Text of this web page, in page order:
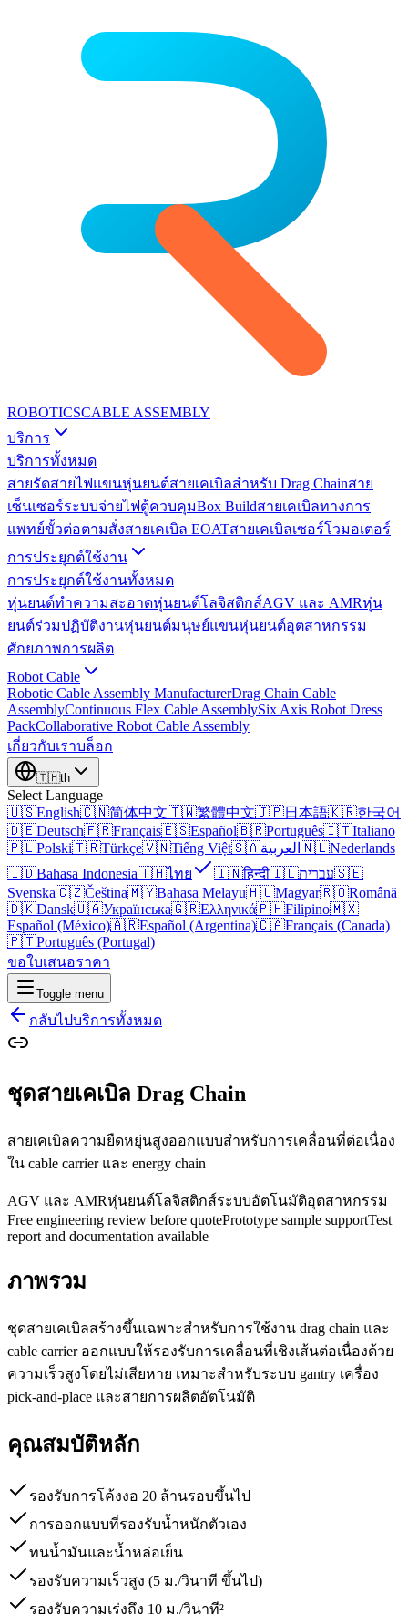
ROBOTICSCABLE ASSEMBLY
บริการ
บริการทั้งหมด
สายรัดสายไฟแขนหุ่นยนต์สายเคเบิลสำหรับ Drag Chainสาย
เซ็นเซอร์ระบบจ่ายไฟตู้ควบคุมBox Buildสายเคเบิลทางการ
แพทย์ขั้วต่อตามสั่งสายเคเบิล EOATสายเคเบิลเซอร์โวมอเตอร์
การประยุกต์ใช้งาน
การประยุกต์ใช้งานทั้งหมด
หุ่นยนต์ทำความสะอาดหุ่นยนต์โลจิสติกส์AGV และ AMRหุ่น
ยนต์ร่วมปฏิบัติงานหุ่นยนต์มนุษย์แขนหุ่นยนต์อุตสาหกรรม
ศักยภาพการผลิต
Robot Cable
Robotic Cable Assembly ManufacturerDrag Chain Cable
AssemblyContinuous Flex Cable AssemblySix Axis Robot Dress
PackCollaborative Robot Cable Assembly
เกี่ยวกับเราบล็อก
🇹🇭th
Select Language
🇺🇸English🇨🇳简体中文🇹🇼繁體中文🇯🇵日本語🇰🇷한국어
🇩🇪Deutsch🇫🇷Français🇪🇸Español🇧🇷Português🇮🇹Italiano
🇵🇱Polski🇹🇷Türkçe🇻🇳Tiếng Việt🇸🇦العربية 🇳🇱Nederlands
🇮🇩Bahasa Indonesia🇹🇭ไทย 🇮🇳हिन्दी🇮🇱עברית🇸🇪
Svenska🇨🇿Čeština🇲🇾Bahasa Melayu🇭🇺Magyar🇷🇴Română
🇩🇰Dansk🇺🇦Українська🇬🇷Ελληνικά🇵🇭Filipino🇲🇽
Español (México)🇦🇷Español (Argentina)🇨🇦Français (Canada)
🇵🇹Português (Portugal)
ขอใบเสนอราคา
Toggle menu
กลับไปบริการทั้งหมด
ชุดสายเคเบิล Drag Chain
สายเคเบิลความยืดหยุ่นสูงออกแบบสำหรับการเคลื่อนที่ต่อเนื่อง
ใน cable carrier และ energy chain
AGV และ AMRหุ่นยนต์โลจิสติกส์ระบบอัตโนมัติอุตสาหกรรม
Free engineering review before quotePrototype sample supportTest
report and documentation available
ภาพรวม
ชุดสายเคเบิลสร้างขึ้นเฉพาะสำหรับการใช้งาน drag chain และ
cable carrier ออกแบบให้รองรับการเคลื่อนที่เชิงเส้นต่อเนื่องด้วย
ความเร็วสูงโดยไม่เสียหาย เหมาะสำหรับระบบ gantry เครื่อง
pick-and-place และสายการผลิตอัตโนมัติ
คุณสมบัติหลัก
รองรับการโค้งงอ 20 ล้านรอบขึ้นไป
การออกแบบที่รองรับน้ำหนักตัวเอง
ทนน้ำมันและน้ำหล่อเย็น
รองรับความเร็วสูง (5 ม./วินาที ขึ้นไป)
รองรับความเร่งถึง 10 ม./วินาที²